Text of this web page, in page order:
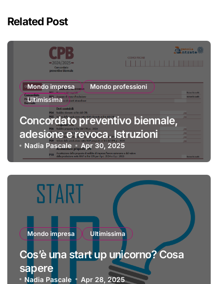
Related Post
Mondo impresa
Mondo professioni
Ultimissima
Concordato preventivo biennale,
adesione e revoca. Istruzioni
Nadia Pascale Apr 30, 2025
Mondo impresa Ultimissima
Cos’è una start up unicorno? Cosa
sapere
Nadia Pascale Apr 28, 2025